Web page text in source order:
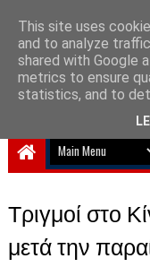
Ειδήσεις
Τριγμοί στο
μετά την
This site uses
and to analyze
shared with Google
metrics to ensure
statistics, and to